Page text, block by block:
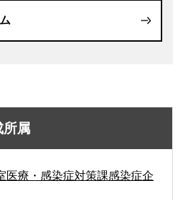
所属
医療・感染症対策課感染症企